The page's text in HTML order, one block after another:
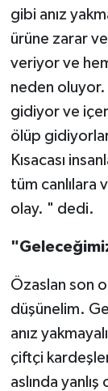
gibi anız
ürüne zarar
veriyor ve
neden
gidiyor ve
ölüp
Kısacası
tüm canlılara
olay. " dedi.
Özaslan son
düşünelim.
anız
çiftçi
aslında